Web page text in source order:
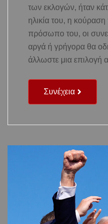
των εκλογών, ήταν
ηλικία του, η
πρόσωπο του, οι
αργά ή γρήγορα θα
άλλωστε μια επιλογή
Συνέχεια